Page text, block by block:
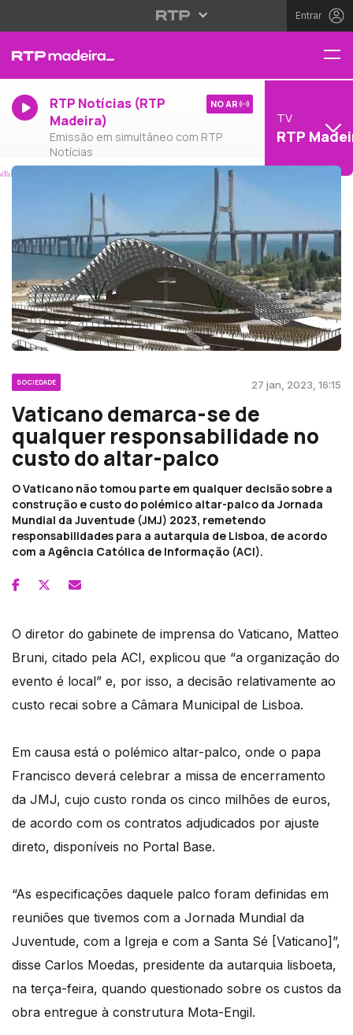
Entrar
RTP Notícias (RTP
Madeira)
Emissão em simultâneo com RTP
Notícias
NO AR
TV
RTP
SOCIEDADE 27 jan, 2023, 16:15
Vaticano demarca-se de
qualquer responsabilidade no
custo do altar-palco
O Vaticano não tomou parte em qualquer decisão sobre a
construção e custo do polémico altar-palco da Jornada
Mundial da Juventude (JMJ) 2023, remetendo
responsabilidades para a autarquia de Lisboa, de acordo
com a Agência Católica de Informação (ACI).
O diretor do gabinete de imprensa do Vaticano, Matteo
Bruni, citado pela ACI, explicou que “a organização do
evento é local” e, por isso, a decisão relativamente ao
custo recai sobre a Câmara Municipal de Lisboa.
Em causa está o polémico altar-palco, onde o papa
Francisco deverá celebrar a missa de encerramento
da JMJ, cujo custo ronda os cinco milhões de euros,
de acordo com os contratos adjudicados por ajuste
direto, disponíveis no Portal Base.
“As especificações daquele palco foram definidas em
reuniões que tivemos com a Jornada Mundial da
Juventude, com a Igreja e com a Santa Sé [Vaticano]”,
disse Carlos Moedas, presidente da autarquia lisboeta,
na terça-feira, quando questionado sobre os custos da
obra entregue à construtura Mota-Engil.